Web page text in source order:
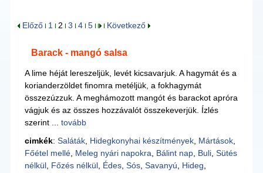
Előző 1 2 3 4 5 Következő
Barack - mangó salsa
A lime héját lereszeljük, levét kicsavarjuk. A hagymát és a
korianderzöldet finomra metéljük, a fokhagymát
összezúzzuk. A meghámozott mangót és barackot apróra
vágjuk és az összes hozzávalót összekeverjük. Ízlés
szerint ... tovább
cimkék: Saláták, Hidegkonyhai készítmények, Mártások,
Főétel mellé, Meleg nyári napokra Bálint nap, Buli, Sütés
nélkül, Főzés nélkül, Édes, Sós, Savanyú Hideg